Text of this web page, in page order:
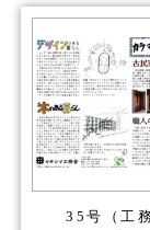
35号（工